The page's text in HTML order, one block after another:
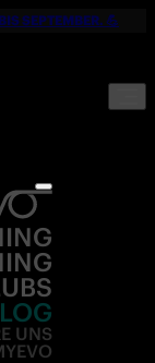
SEPTEMBER. 💪
UNS